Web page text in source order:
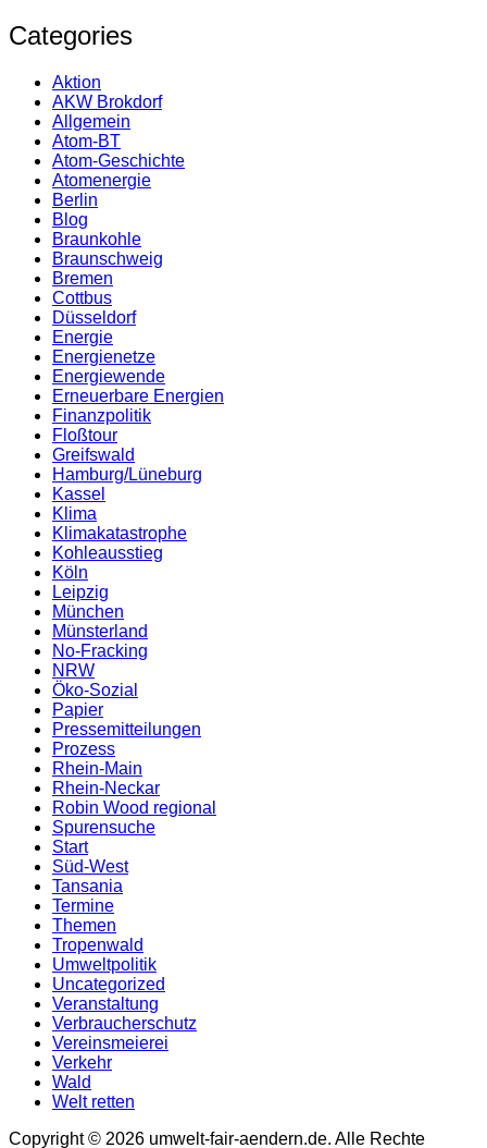
Categories
Aktion
AKW Brokdorf
Allgemein
Atom-BT
Atom-Geschichte
Atomenergie
Berlin
Blog
Braunkohle
Braunschweig
Bremen
Cottbus
Düsseldorf
Energie
Energienetze
Energiewende
Erneuerbare Energien
Finanzpolitik
Floßtour
Greifswald
Hamburg/Lüneburg
Kassel
Klima
Klimakatastrophe
Kohleausstieg
Köln
Leipzig
München
Münsterland
No-Fracking
NRW
Öko-Sozial
Papier
Pressemitteilungen
Prozess
Rhein-Main
Rhein-Neckar
Robin Wood regional
Spurensuche
Start
Süd-West
Tansania
Termine
Themen
Tropenwald
Umweltpolitik
Uncategorized
Veranstaltung
Verbraucherschutz
Vereinsmeierei
Verkehr
Wald
Welt retten
Copyright © 2026 umwelt-fair-aendern.de. Alle Rechte